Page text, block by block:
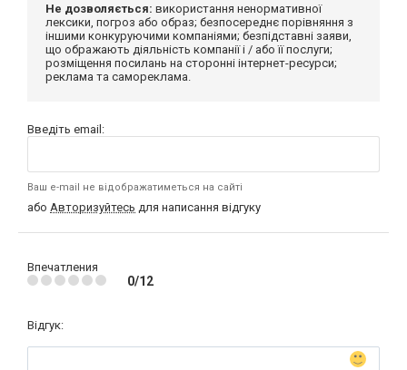
Не дозволяється: використання ненормативної
лексики, погроз або образ; безпосереднє порівняння з
іншими конкуруючими компаніями; безпідставні заяви,
що ображають діяльність компанії і / або її послуги;
розміщення посилань на сторонні інтернет-ресурси;
реклама та самореклама.
Введіть email:
Ваш e-mail не відображатиметься на сайті
або Авторизуйтесь для написання відгуку
Впечатления
0/12
Відгук: